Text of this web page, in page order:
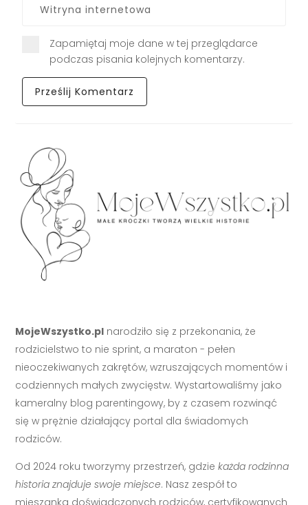
Zapamiętaj moje dane w tej przeglądarce
podczas pisania kolejnych komentarzy.
MojeWszystko.pl narodziło się z przekonania, że
rodzicielstwo to nie sprint, a maraton - pełen
nieoczekiwanych zakrętów, wzruszających momentów i
codziennych małych zwycięstw. Wystartowaliśmy jako
kameralny blog parentingowy, by z czasem rozwinąć
się w prężnie działający portal dla świadomych
rodziców.
Od 2024 roku tworzymy przestrzeń, gdziekażda rodzinna
historia znajduje swoje miejsce. Nasz zespół to